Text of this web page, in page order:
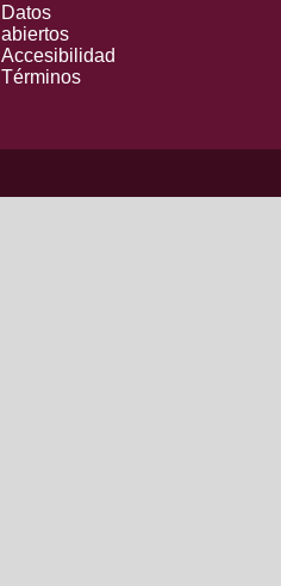
Datos
abiertos
Accesibilidad
Términos